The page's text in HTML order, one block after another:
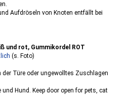
Aufdröseln von Knoten entfällt bei
und rot, Gummikordel ROT
(s. Foto)
der Türe oder ungewolltes Zuschlagen
Hund. Keep door open for pets, cat